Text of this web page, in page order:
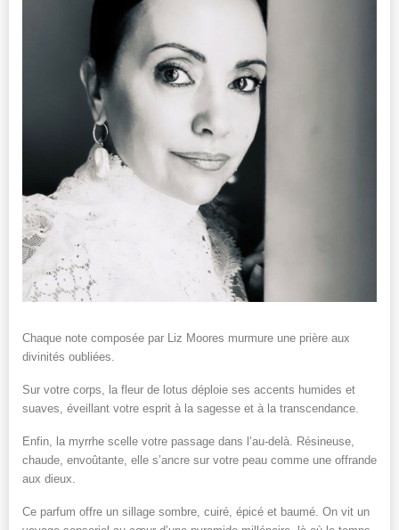
Chaque note composée par Liz Moores murmure une prière aux
divinités oubliées.
Sur votre corps, la fleur de lotus déploie ses accents humides et
suaves, éveillant votre esprit à la sagesse et à la transcendance.
Enfin, la myrrhe scelle votre passage dans l’au-delà. Résineuse,
chaude, envoûtante, elle s’ancre sur votre peau comme une offrande
aux dieux.
Ce parfum offre un sillage sombre, cuiré, épicé et baumé. On vit un